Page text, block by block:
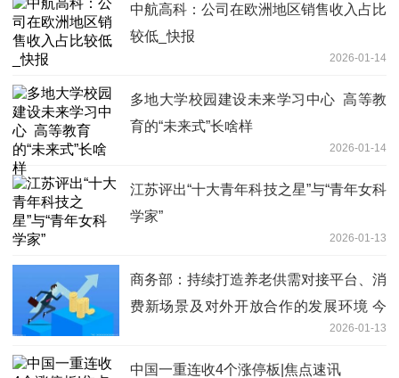
中航高科：公司在欧洲地区销售收入占比
较低_快报
2026-01-14
多地大学校园建设未来学习中心​ 高等教
育的“未来式”长啥样
2026-01-14
江苏评出“十大青年科技之星”与“青年女科
学家”
2026-01-13
商务部：持续打造养老供需对接平台、消
费新场景及对外开放合作的发展环境 今
2026-01-13
中国一重连收4个涨停板|焦点速讯